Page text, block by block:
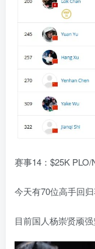
赛事14：$25K
今天有70位高手回
目前国人杨崇贤顽强